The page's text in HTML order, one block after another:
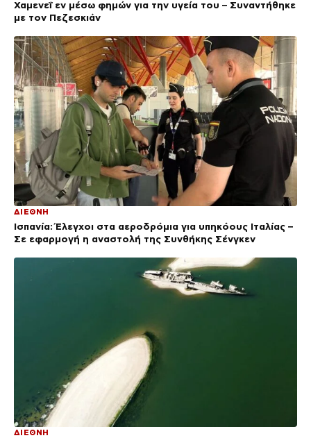
Χαμενεΐ εν μέσω φημών για την υγεία του – Συναντήθηκε
με τον Πεζεσκιάν
ΔΙΕΘΝΗ
Ισπανία: Έλεγχοι στα αεροδρόμια για υπηκόους Ιταλίας –
Σε εφαρμογή η αναστολή της Συνθήκης Σένγκεν
ΔΙΕΘΝΗ